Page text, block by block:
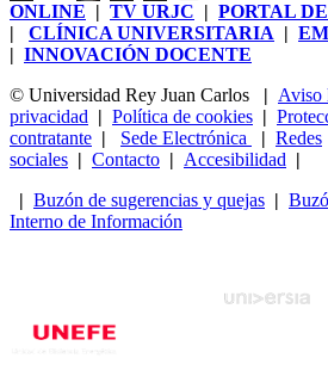
ONLINE | TV URJC | PORTAL
| CLÍNICA UNIVERSITARIA |
| INNOVACIÓN DOCENTE
© Universidad Rey Juan Carlos
| Aviso
privacidad | Política de cookies |
contratante | Sede Electrónica | Redes
sociales | Contacto | Accesibilidad |
| Buzón de sugerencias y quejas |
Interno de Información